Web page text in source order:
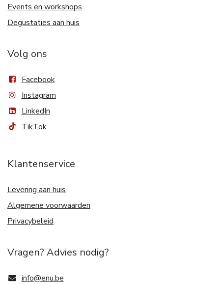
Events en workshops
Degustaties aan huis
Volg ons
Facebook
Instagram
LinkedIn
TikTok
Klantenservice
Levering aan huis
Algemene voorwaarden
Privacybeleid
Vragen? Advies nodig?
info@enu.be